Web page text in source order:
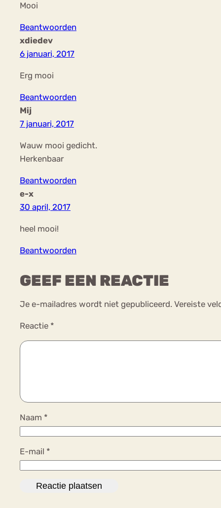
Mooi
Beantwoorden
xdiedev
6 januari, 2017
Erg mooi
Beantwoorden
Mij
7 januari, 2017
Wauw mooi gedicht.
Herkenbaar
Beantwoorden
e-x
30 april, 2017
heel mooi!
Beantwoorden
GEEF EEN REACTIE
Je e-mailadres wordt niet gepubliceerd. Vereiste
Reactie *
Naam *
E-mail *